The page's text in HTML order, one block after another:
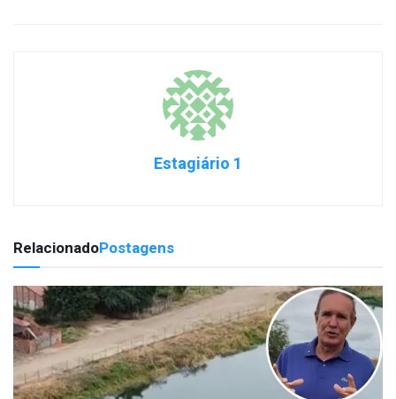
Estagiário 1
RelacionadoPostagens